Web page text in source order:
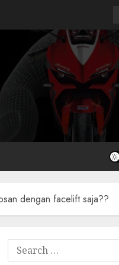
dengan facelift saja??
Search
for: